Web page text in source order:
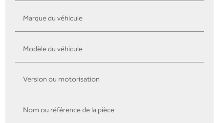
Marque du véhicule
Modèle du véhicule
Version ou motorisation
Nom ou référence de la pièce